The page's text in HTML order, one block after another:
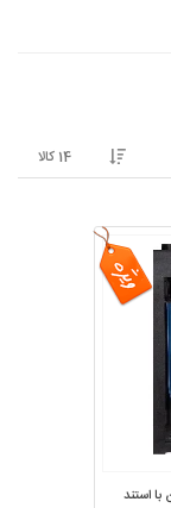
14 کالا